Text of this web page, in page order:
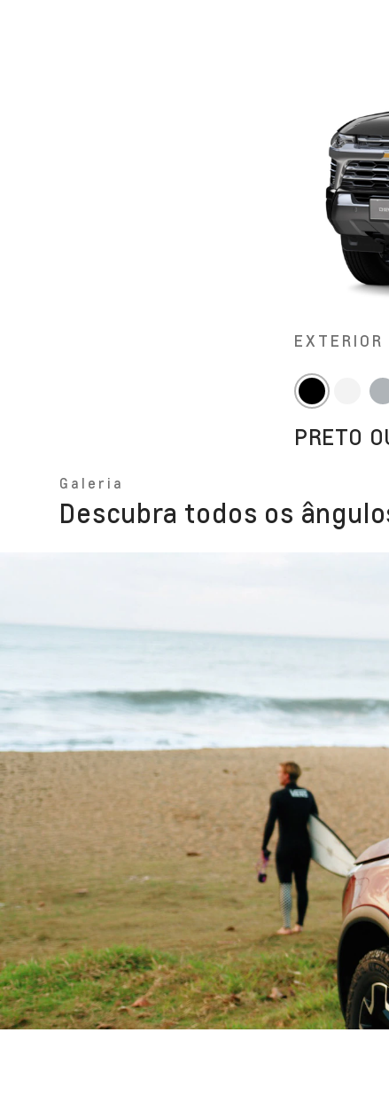
EXTERIOR
PRETO
Galeria
Descubra todos os